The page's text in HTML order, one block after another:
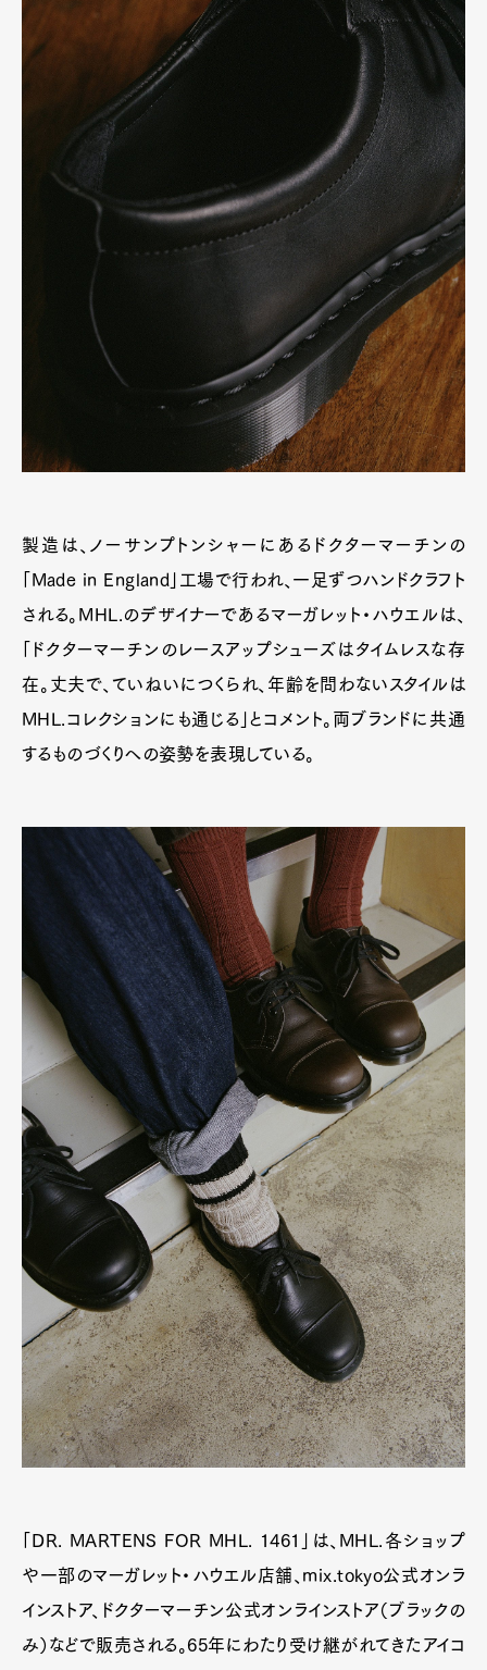
製造は、ノーサンプトンシャーにあるドクターマーチンの
「Made in England」工場で行われ、一足ずつハンドクラフト
される。MHL.のデザイナーであるマーガレット・ハウエルは、
「ドクターマーチンのレースアップシューズはタイムレスな存
在。丈夫で、ていねいにつくられ、年齢を問わないスタイルは
MHL.コレクションにも通じる」とコメント。両ブランドに共通
するものづくりへの姿勢を表現している。
「DR. MARTENS FOR MHL. 1461」は、MHL.各ショップ
や一部のマーガレット・ハウエル店舗、mix.tokyo公式オンラ
インストア、ドクターマーチン公式オンラインストア（ブラックの
み）などで販売される。65年にわたり受け継がれてきたアイコ